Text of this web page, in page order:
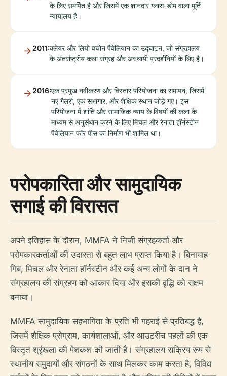
के लिए समर्पित है और जिसमें एक शानदार ग्लास-डोम वाला मूर्ति
न्यायालय है।
2011:क्लेयर और लियो वचोन पैवेलियान का उद्घाटन, जो संग्रहालय
के अंतर्राष्ट्रीय कला संग्रह और अस्थायी प्रदर्शनियों के लिए है।
2016:एक प्रमुख नवीकरण और विस्तार परियोजना का समापन, जिसमें
नए गैलरी, एक सभागार, और शैक्षिक स्थान जोड़े गए। इस
परियोजना में शांति और सामाजिक न्याय के विषयों की कला के
माध्यम से अनुसंधान करने के लिए मिचल और रेनाता हॉर्नस्टीन
पैवेलियान फॉर पीस का निर्माण भी शामिल था।
परोपकारिता और सामुदायिक
सगाई की विरासत
अपने इतिहास के दौरान, MMFA ने निजी संग्रहकर्ता और
परोपकारकर्ताओं की उदारता से बहुत लाभ प्राप्त किया है। बिनायाह
गिब, मिचल और रेनाता हॉर्नस्टीन और कई अन्य लोगों के दान ने
संग्रहालय की संग्रहण को आकार दिया और इसकी वृद्धि को सक्षम
बनाया।
MMFA सामुदायिक सहभागिता के प्रति भी गहराई से प्रतिबद्ध है,
जिसमें शैक्षिक प्रोग्राम, कार्यशालाओं, और आउटरीच पहलों की एक
विस्तृत श्रृंखला की पेशकश की जाती है। संग्रहालय सक्रिय रूप से
स्थानीय समुदायों और संगठनों के साथ मिलकर काम करता है, विविध